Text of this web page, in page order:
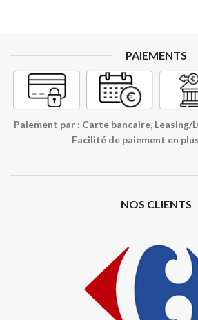
PAIEMENTS
Paiement par : Carte bancaire, Leasing/
Facilité de paiement en
NOS CLIENTS